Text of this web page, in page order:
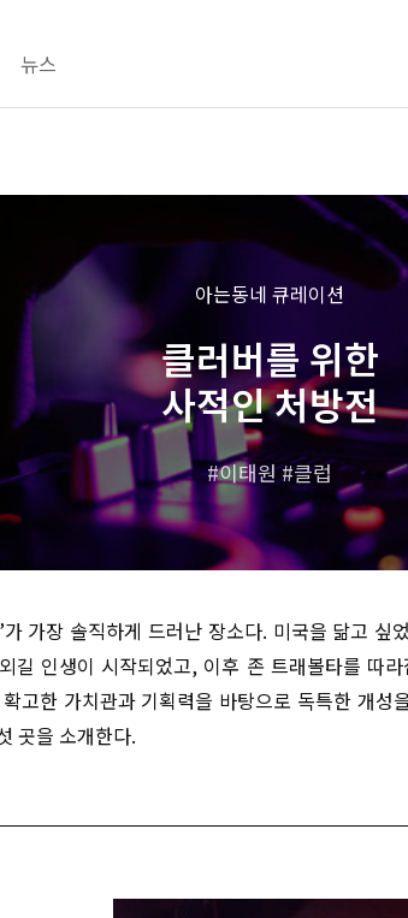
뉴스
아는동네 큐레이션
클러버를 위한
사적인 처방전
이태원 클럽
가 가장 솔직하게 드러난 장소다. 미국을 닮고 싶
길 인생이 시작되었고, 이후 존 트래볼타를 따
고한 가치관과 기획력을 바탕으로 독특한 개성
곳을 소개한다.